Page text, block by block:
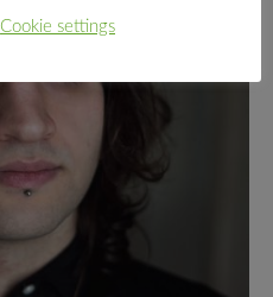
Cookie settings